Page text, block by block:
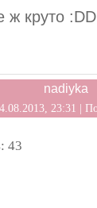
ж круто :DD
nadiyka
23:31 |
43